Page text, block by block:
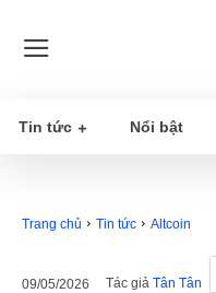
Tin tức Nổi bật
Trang chủ Tin tức Altcoin
09/05/2026 Tác giả Tân Tân